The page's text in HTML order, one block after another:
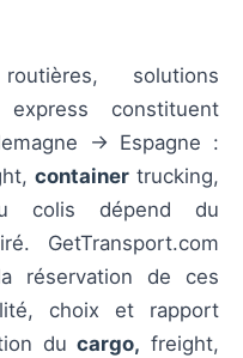
solutions
constituent
→ Espagne :
container trucking,
colis dépend du
GetTransport.com
réservation de ces
choix et rapport
ducargo, freight,